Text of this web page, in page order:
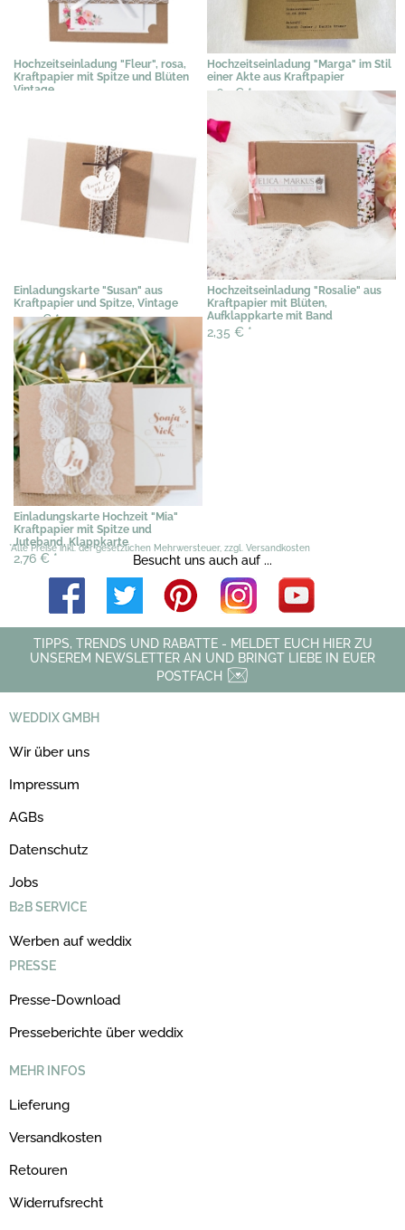
Hochzeitseinladung "Fleur", rosa,
Kraftpapier mit Spitze und Blüten
Vintage
Hochzeitseinladung "Marga" im Stil
einer Akte aus Kraftpapier
2,69 € *
Einladungskarte "Susan" aus
Kraftpapier und Spitze, Vintage
3,07 €*
Hochzeitseinladung "Rosalie" aus
Kraftpapier mit Blüten,
Aufklappkarte mit Band
2,35 € *
Einladungskarte Hochzeit "Mia"
Kraftpapier mit Spitze und
Juteband, Klappkarte
2,76 € *
*Alle Preise inkl. der gesetzlichen Mehrwersteuer, zzgl. Versandkosten
Besucht uns auch auf ...
TIPPS, TRENDS UND RABATTE - MELDET EUCH HIER ZU
UNSEREM NEWSLETTER AN UND BRINGT LIEBE IN EUER
POSTFACH
WEDDIX GMBH
Wir über uns
Impressum
AGBs
Datenschutz
Jobs
B2B SERVICE
Werben auf weddix
PRESSE
Presse-Download
Presseberichte über weddix
MEHR INFOS
Lieferung
Versandkosten
Retouren
Widerrufsrecht